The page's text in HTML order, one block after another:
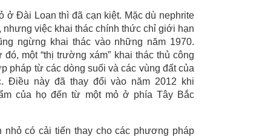
ở Đài Loan thì đã cạn kiệt. Mặc dù nephrite
việc khai thác chính thức chỉ giới hạn
ngừng khai thác vào những năm 1970.
một “thị trường xám” khai thác thủ công
pháp từ các dòng suối và các vùng đất của
Điều này đã thay đổi vào năm 2012 khi
của họ đến từ một mỏ ở phía Tây Bắc
có cải tiến thay cho các phương pháp